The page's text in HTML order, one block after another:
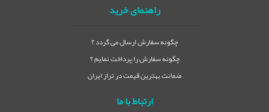
راهنمای خرید
چگونه سفارش ارسال می گردد ؟
چگونه سفارش را پرداخت نمایم ؟
ضمانت بهترین قیمت در تراز ایران
ارتباط با ما